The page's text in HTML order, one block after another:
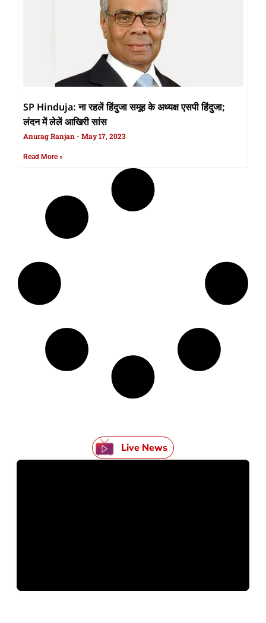
SP Hinduja: ना रहलें हिंदुजा समूह के अध्यक्ष एसपी हिंदुजा;
लंदन में लेलें आखिरी सांस
Anurag Ranjan May 17, 2023
Read More »
Live News